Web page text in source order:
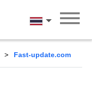
ภาษาไทย
Fast-update.com